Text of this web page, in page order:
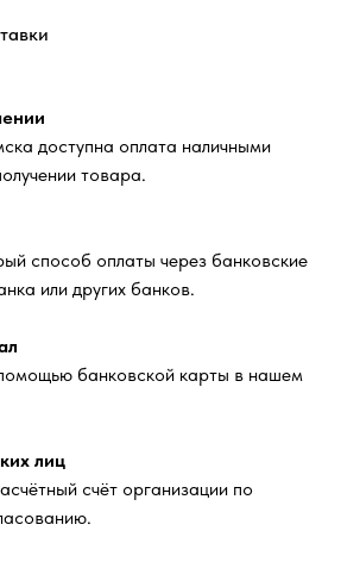
доступна оплата наличными
товара.
способ оплаты через банковские
или других банков.
банковской карты в нашем
лиц
счёт организации по